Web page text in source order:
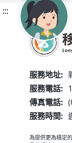
:::
服務地址:
服務電話:
傳真電話:
服務時間:
為提供更為穩定